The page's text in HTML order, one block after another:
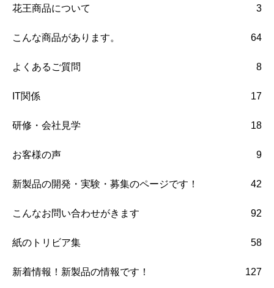
花王商品について 3
こんな商品があります。 64
よくあるご質問 8
IT関係 17
研修・会社見学 18
お客様の声 9
新製品の開発・実験・募集のページです！ 42
こんなお問い合わせがきます 92
紙のトリビア集 58
新着情報！新製品の情報です！ 127